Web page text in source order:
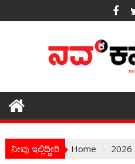
to
ನೀವು ಇಲ್ಲಿದ್ದೀರಿ Home 2026